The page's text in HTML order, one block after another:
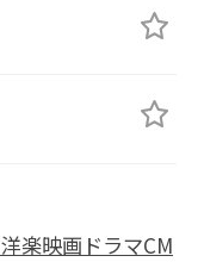
洋楽映画ドラマCM